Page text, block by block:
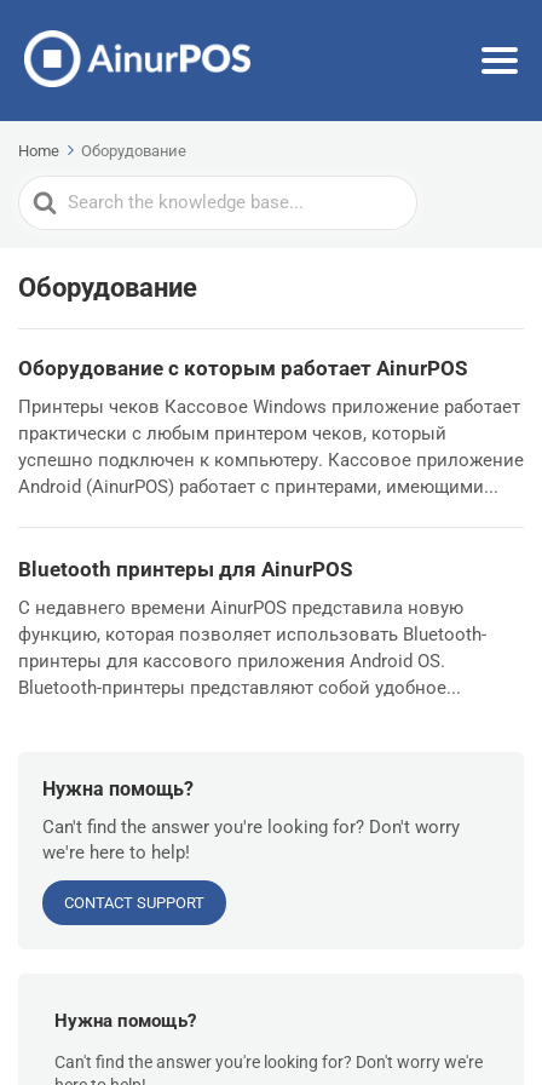
Home Оборудование
Search
For
Оборудование
Оборудование с которым работает AinurPOS
Принтеры чеков Кассовое Windows приложение работает
практически с любым принтером чеков, который
успешно подключен к компьютеру. Кассовое приложение
Android (AinurPOS) работает с принтерами, имеющими...
Bluetooth принтеры для AinurPOS
С недавнего времени AinurPOS представила новую
функцию, которая позволяет использовать Bluetooth-
принтеры для кассового приложения Android OS.
Bluetooth-принтеры представляют собой удобное...
Нужна помощь?
Can't find the answer you're looking for? Don't worry
we're here to help!
CONTACT SUPPORT
Нужна помощь?
Can't find the answer you're looking for? Don't worry we're